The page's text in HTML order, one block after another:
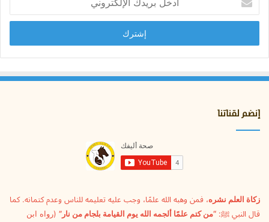
بريدك
الإلكتروني
إنضم لقناتنا
زكاة العلم نشره، فمن وهبه الله علمًا، وجب عليه تعليمه للناس وعدم كتمانه. كما
قال النبي ﷺ: “من كتم علمًا ألجمه الله يوم القيامة بلجام من نار” (رواه ابن